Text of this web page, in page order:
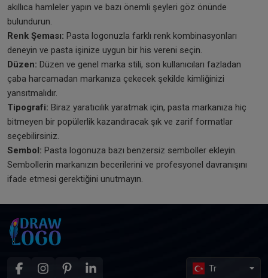
akıllıca hamleler yapın ve bazı önemli şeyleri göz önünde
bulundurun.
Renk Şeması: Pasta logonuzla farklı renk kombinasyonları
deneyin ve pasta işinize uygun bir his vereni seçin.
Düzen: Düzen ve genel marka stili, son kullanıcıları fazladan
çaba harcamadan markanıza çekecek şekilde kimliğinizi
yansıtmalıdır.
Tipografi: Biraz yaratıcılık yaratmak için, pasta markanıza hiç
bitmeyen bir popülerlik kazandıracak şık ve zarif formatlar
seçebilirsiniz.
Sembol: Pasta logonuza bazı benzersiz semboller ekleyin.
Sembollerin markanızın becerilerini ve profesyonel davranışını
ifade etmesi gerektiğini unutmayın.
Tr